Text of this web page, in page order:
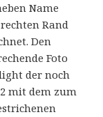
Name
Rand
Den
Foto
der noch
mit dem zum